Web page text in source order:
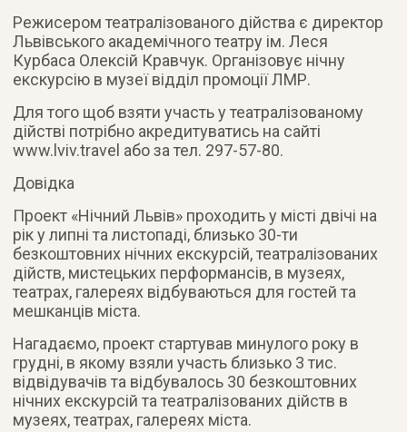
Режисером театралізованого дійства є директор
Львівського академічного театру ім. Леся
Курбаса Олексій Кравчук. Організовує нічну
екскурсію в музеї відділ промоції ЛМР.
Для того щоб взяти участь у театралізованому
дійстві потрібно акредитуватись на сайті
www.lviv.travel або за тел. 297-57-80.
Довідка
Проект «Нічний Львів» проходить у місті двічі на
рік у липні та листопаді, близько 30-ти
безкоштовних нічних екскурсій, театралізованих
дійств, мистецьких перформансів, в музеях,
театрах, галереях відбуваються для гостей та
мешканців міста.
Нагадаємо, проект стартував минулого року в
грудні, в якому взяли участь близько 3 тис.
відвідувачів та відбувалось 30 безкоштовних
нічних екскурсій та театралізованих дійств в
музеях, театрах, галереях міста.